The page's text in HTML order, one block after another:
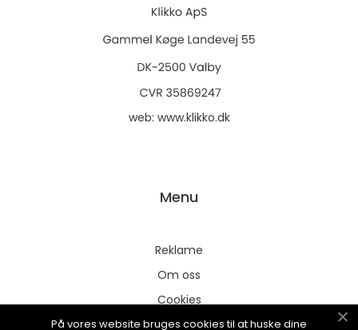
web: www.klikko.dk
Menu
Reklame
Om oss
Cookies
Kontakt Oss
På vores website bruges cookies til at huske dine